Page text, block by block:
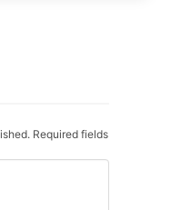
Required fields